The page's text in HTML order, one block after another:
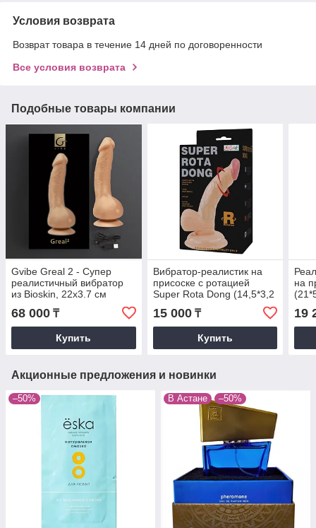
Условия возврата
Возврат товара в течение 14 дней по договоренности
Все условия возврата
Подобные товары компании
Gvibe Greal 2 - Супер
реалистичный вибратор
из Bioskin, 22х3.7 см
(телесный)
68 000 ₸
Купить
Вибратор-реалистик на
присоске с ротацией
Super Rota Dong (14,5*3,2
15 000₸
Купить
на
19
Акционные предложения и новинки
–50% В Астане –50%